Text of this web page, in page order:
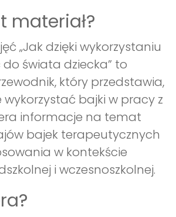
materiał?
„Jak dzięki wykorzystaniu
świata dziecka” to
który przedstawia,
wykorzystać bajki w pracy z
informacje na temat
bajek terapeutycznych
w kontekście
i wczesnoszkolnej.